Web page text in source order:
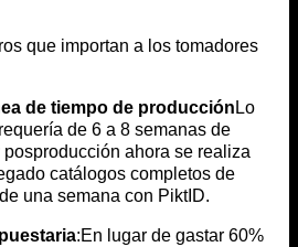
que importan a los tomadores
de tiempo de producciónLo
de 6 a 8 semanas de
ahora se realiza
catálogos completos de
una semana con PiktID.
:En lugar de gastar 60%